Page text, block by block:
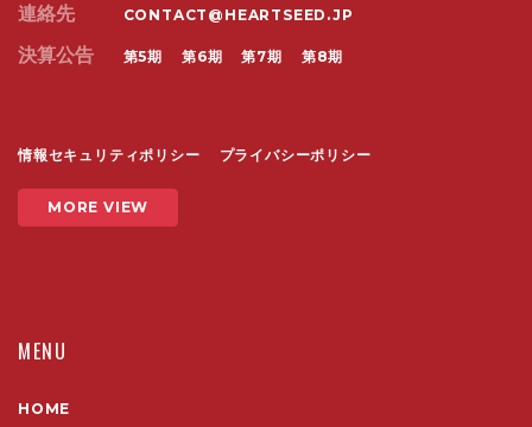
連絡先
CONTACT@HEARTSEED.JP
決算公告 第5期 第6期 第7期 第8期
情報セキュリティポリシー プライバシーポリシー
MORE VIEW
MENU
HOME